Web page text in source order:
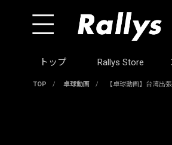
トップ Rallys Store
TOP / 卓球動画 / 【卓球動画】台湾出